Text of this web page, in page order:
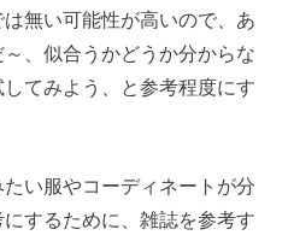
無い可能性が高いので、あ
、似合うかどうか分からな
てみよう、と参考程度にす
い服やコーディネートが分
するために、雑誌を参考す